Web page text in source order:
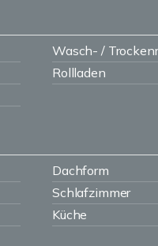
Wasch- /
Rollladen
Dachform
Schlafzimmer
Küche